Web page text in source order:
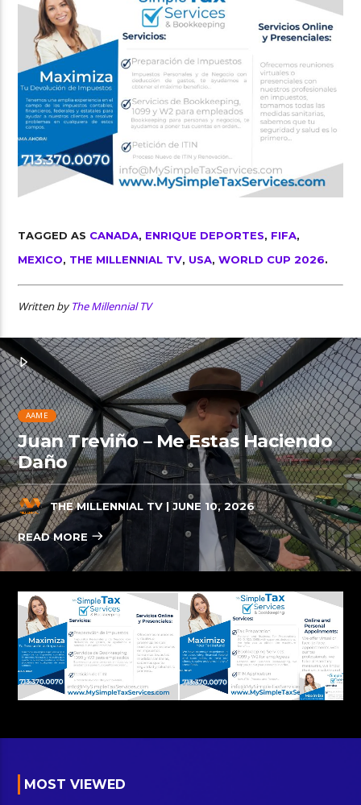
TAGGED AS CANADA, ENRIQUE DEPORTES, FIFA,
MEXICO, THE MILLENNIAL TV, USA,WORLD CUP 2026.
Written byThe Millennial TV
AAME
Juan Treviño – Me Estas Haciendo
Daño
THE MILLENNIAL TV| JUNE 10, 2026
READ MORE
MOST VIEWED